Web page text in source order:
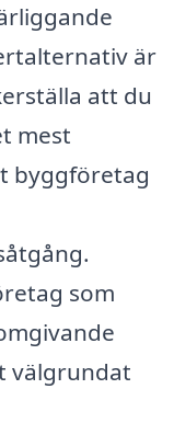
är
att du
mest
byggföretag
som
välgrundat